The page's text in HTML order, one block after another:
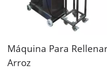
Máquina Para
Arroz